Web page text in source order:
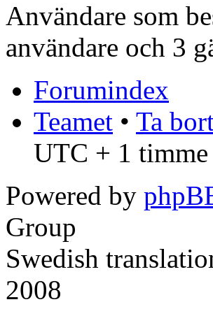
Användare som
användare och 3
Forumindex
Teamet • Ta
UTC + 1 timme
Powered by
Group
Swedish
2008